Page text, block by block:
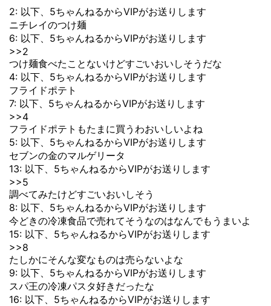
2: 以下、5ちゃんねるからVIPがお送りします
ニチレイのつけ麺
6: 以下、5ちゃんねるからVIPがお送りします
>>2
つけ麺食べたことないけどすごいおいしそうだな
4: 以下、5ちゃんねるからVIPがお送りします
フライドポテト
7: 以下、5ちゃんねるからVIPがお送りします
>>4
フライドポテトもたまに買うわおいしいよね
5: 以下、5ちゃんねるからVIPがお送りします
セブンの金のマルゲリータ
13: 以下、5ちゃんねるからVIPがお送りします
>>5
調べてみたけどすごいおいしそう
8: 以下、5ちゃんねるからVIPがお送りします
今どきの冷凍食品で売れてそうなのはなんでもうまいよ
15: 以下、5ちゃんねるからVIPがお送りします
>>8
たしかにそんな変なものは売らないよな
9: 以下、5ちゃんねるからVIPがお送りします
スパ王の冷凍パスタ好きだったな
16: 以下、5ちゃんねるからVIPがお送りします